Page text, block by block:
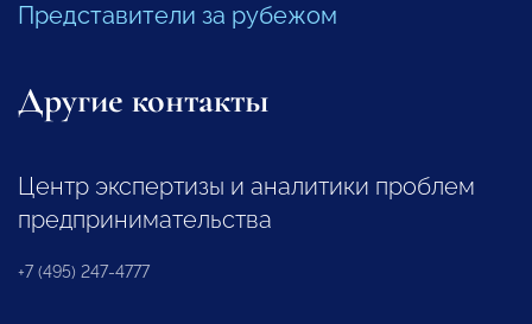
Представители за рубежом
Другие контакты
Центр экспертизы и аналитики проблем
предпринимательства
+7 (495) 247-4777